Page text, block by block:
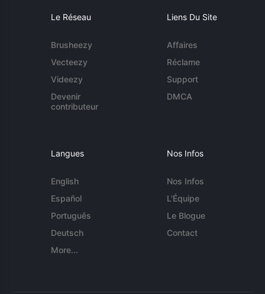
Le Réseau
Brusheezy
Vecteezy
Videezy
Devenir
contributeur
Liens Du Site
Affaires
Réclame
Support
DMCA
Langues
English
Español
Português
Deutsch
More...
Nos Infos
Nos Infos
L'Équipe
Le Blogue
Contact